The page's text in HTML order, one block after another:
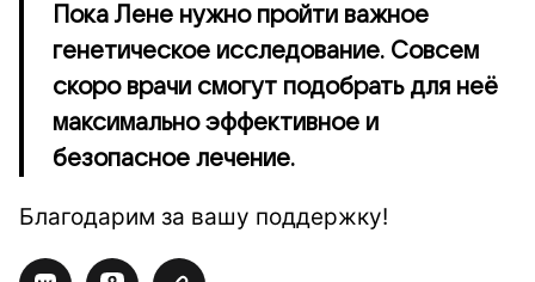
Пока Лене нужно пройти важное
генетическое исследование. Совсем
скоро врачи смогут подобрать для неё
максимально эффективное и
безопасное лечение.
Благодарим за вашу поддержку!